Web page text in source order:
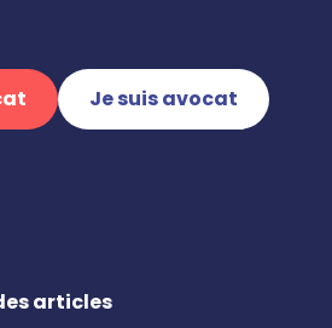
Je suis avocat
articles